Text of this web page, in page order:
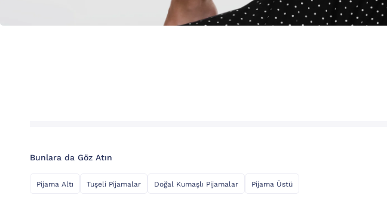
Bunlara da Göz Atın
Pijama Altı Tuşeli Pijamalar Doğal Kumaşlı Pijamalar Pijama Üstü